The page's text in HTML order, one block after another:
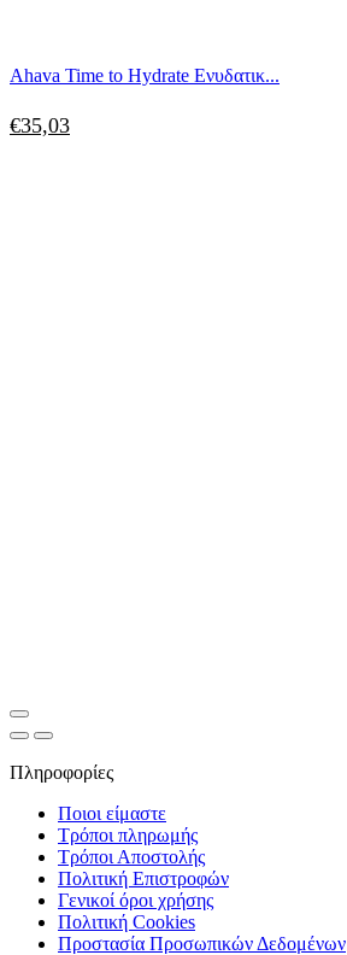
Ahava Time to Hydrate Ενυδατικ...
€35,03
Πληροφορίες
Ποιοι είμαστε
Τρόποι πληρωμής
Τρόποι Αποστολής
Πολιτική Επιστροφών
Γενικοί όροι χρήσης
Πολιτική Cookies
Προστασία Προσωπικών Δεδομένων